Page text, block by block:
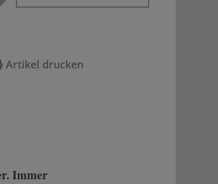
Artikel drucken
Immer